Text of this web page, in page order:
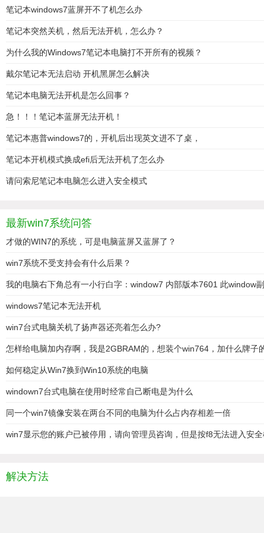
笔记本windows7蓝屏开不了机怎么办
笔记本突然关机，然后无法开机，怎么办？
为什么我的Windows7笔记本电脑打不开所有的视频？
戴尔笔记本无法启动 开机黑屏怎么解决
笔记本电脑无法开机是怎么回事？
急！！！笔记本蓝屏无法开机！
笔记本惠普windows7的，开机后出现英文进不了桌，
笔记本开机模式换成efi后无法开机了怎么办
请问索尼笔记本电脑怎么进入安全模式
最新win7系统问答
才做的WIN7的系统，可是电脑蓝屏又蓝屏了？
win7系统不受支持会有什么后果？
我的电脑右下角总有一小行白字：window7 内部版本7601 此window副
windows7笔记本无法开机
win7台式电脑关机了扬声器还亮着怎么办?
怎样给电脑加内存啊，我是2GBRAM的，想装个win764，加什么牌子
如何稳定从Win7换到Win10系统的电脑
windown7台式电脑在使用时经常自己断电是为什么
同一个win7镜像安装在两台不同的电脑为什么占内存相差一倍
win7显示您的账户已被停用，请向管理员咨询，但是按f8无法进入安
解决方法